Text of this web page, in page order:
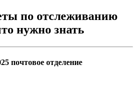
по отслеживанию
нужно знать
почтовое отделение